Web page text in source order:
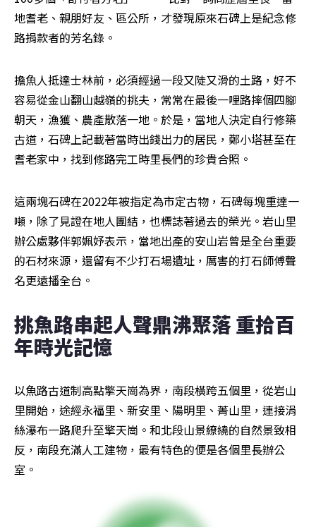
地耆老、親朋好友、區公所，才發現原來石碑上是紀念修
路捐款者的芳名錄。
擔魚人抵達士林前，必須經過一段又陡又滑的土路，好不
容易從金山翻山越嶺的挑夫，常常在最後一哩路摔個四腳
朝天，漁獲、農產散落一地。於是，當地人決定自行修築
古道，石碑上記載著當時出錢出力的居民，鄭小塔甚至在
耆老家中，找到修路完工時里長們的珍貴合照。
這兩塊石碑在2022年被指定為市定古物，石碑每塊重達一
噸，除了見證在地人團結，也標誌著過去的榮光。岩山里
辦公處夥伴郭姵妤表示，當地出產的安山岩曾是全台重要
的石材來源，還留有不少打石場遺址，厲害的打石師傅聲
名更遠播全台。
挑魚路串起人聲鼎沸聚落 重拾百
年時光記憶
以魚路古道制高點擎天崗為界，南段橫跨五個里，從岩山
里開始，途經永福里、新安里、陽明里、菁山里，連接涓
絲瀑布一路爬升至擎天崗。和北段山景繚繞的自然景致相
反，南段充滿人工建物，最有特色的便是各個里長辦公
室。